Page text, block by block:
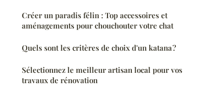
Créer un paradis félin : Top accessoires et
aménagements pour chouchouter votre chat
Quels sont les critères de choix d'un katana ?
Sélectionnez le meilleur artisan local pour vos
travaux de rénovation